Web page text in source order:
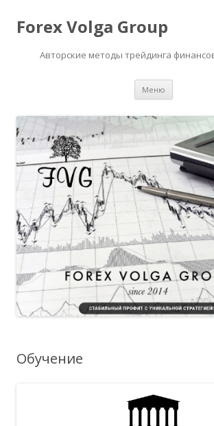
Forex Volga Group
Авторские методы трейдинга
Меню
Обучение